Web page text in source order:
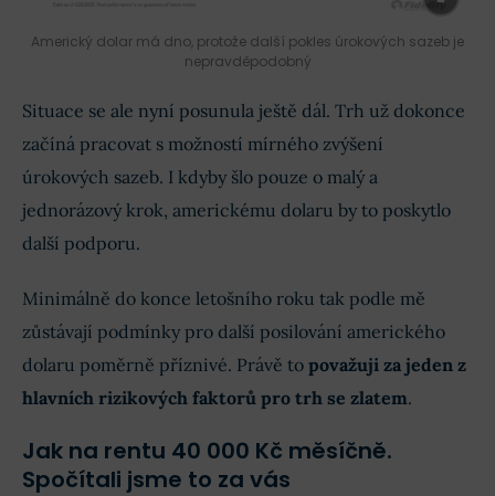
Americký dolar má dno, protože další pokles úrokových sazeb je
nepravděpodobný
Situace se ale nyní posunula ještě dál. Trh už dokonce
začíná pracovat s možností mírného zvýšení
úrokových sazeb. I kdyby šlo pouze o malý a
jednorázový krok, americkému dolaru by to poskytlo
další podporu.
Minimálně do konce letošního roku tak podle mě
zůstávají podmínky pro další posilování amerického
dolaru poměrně příznivé. Právě to považuji za jeden z
hlavních rizikových faktorů pro trh se zlatem.
Jak na rentu 40 000 Kč měsíčně.
Spočítali jsme to za vás